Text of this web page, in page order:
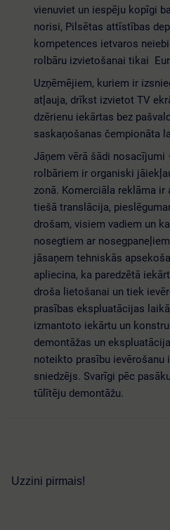
vienuviet un iespēju kopīgi
norisi, Pilsētas attīstības
kompetences ietvaros
rolbāru izvietošanai tikai
Uzņēmējiem, kuriem ir
atļauja, drīkst izvietot TV
dzērienu iekārtas bez
saskaņošanas čempionāta
Jāņem vērā šādi nosacījumi
rolbāriem ir organiski
zonā. Komerciāla reklāma ir
tiešā translācija,
drošam, visiem vadiem un
nosegtiem ar
jāsaņem tehniskās
apliecina, ka paredzētā
droša lietošanai un tiek
prasības ekspluatācijas
izmantoto iekārtu un
demontāžas un
noteikto prasību ievērošanu
sniedzējs. Svarīgi pēc
tūlītēju demontāžu.
Uzzini pirmais!